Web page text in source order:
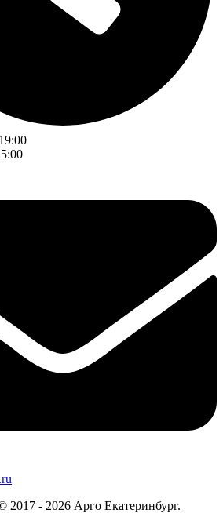
- 2026 Арго Екатеринбург.